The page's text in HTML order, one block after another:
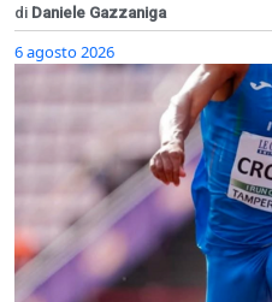
di Daniele Gazzaniga
6 agosto 2026